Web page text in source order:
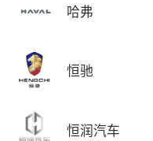
哈弗
恒驰
恒润汽车